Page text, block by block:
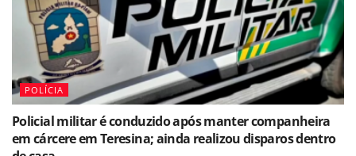
POLÍCIA
Policial militar é conduzido após manter companheira
em cárcere em Teresina; ainda realizou disparos dentro